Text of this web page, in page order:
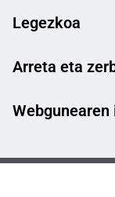
Legezkoa
Arreta eta